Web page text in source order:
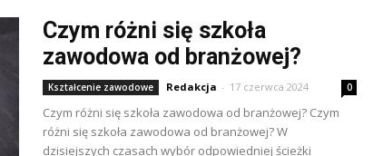
Czym różni się szkoła
zawodowa od branżowej?
Kształcenie zawodowe Redakcja - 17 czerwca 2024 0
Czym różni się szkoła zawodowa od branżowej? Czym
różni się szkoła zawodowa od branżowej? W
dzisiejszych czasach wybór odpowiedniej ścieżki